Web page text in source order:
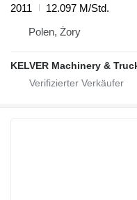
2011
12.097 M/Std.
Polen, Żory
KELVER Machinery &